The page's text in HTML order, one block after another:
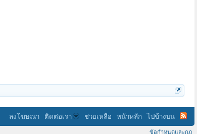
ลงโฆษณา ติดต่อเรา ช่วยเหลือ หน้าหลัก ไปข้างบน
ข้อกำหนดและกฎ